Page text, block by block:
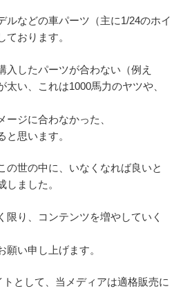
ルなどの車パーツ（主に1/24のホイ
ております。
入したパーツが合わない（例え
太い、これは1000馬力のヤツや、
ジに合わなかった、
と思います。
の世の中に、いなくなれば良いと
しました。
限り、コンテンツを増やしていく
願い申し上げます。
として、当メディアは適格販売に